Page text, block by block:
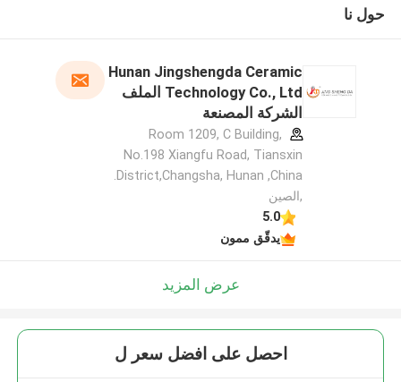
حول نا
Hunan Jingshengda Ceramic
Technology Co., Ltd الملف
الشركة المصنعة
Room 1209, C Building,
No.198 Xiangfu Road, Tiansxin
,الصين
5.0
يدقّق ممون
عرض المزيد
احصل على افضل سعر ل